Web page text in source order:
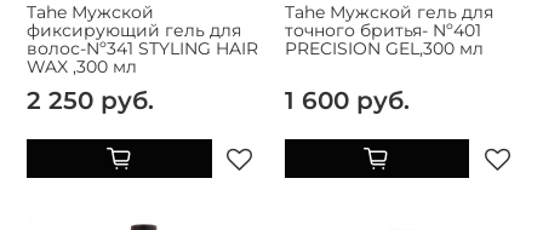
Tahe Мужской
фиксирующий гель для
волос-Nº341 STYLING HAIR
WAX ,300 мл
2 250 руб.
Tahe Мужской гель для
точного бритья- Nº401
PRECISION GEL,300 мл
1 600 руб.